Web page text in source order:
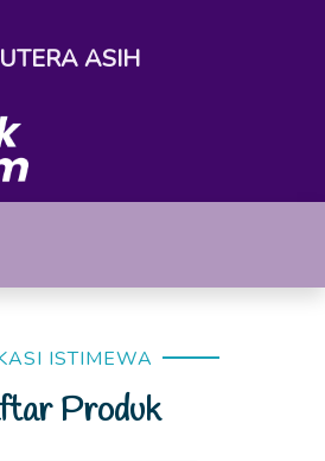
ASIH
ISTIMEWA
Produk